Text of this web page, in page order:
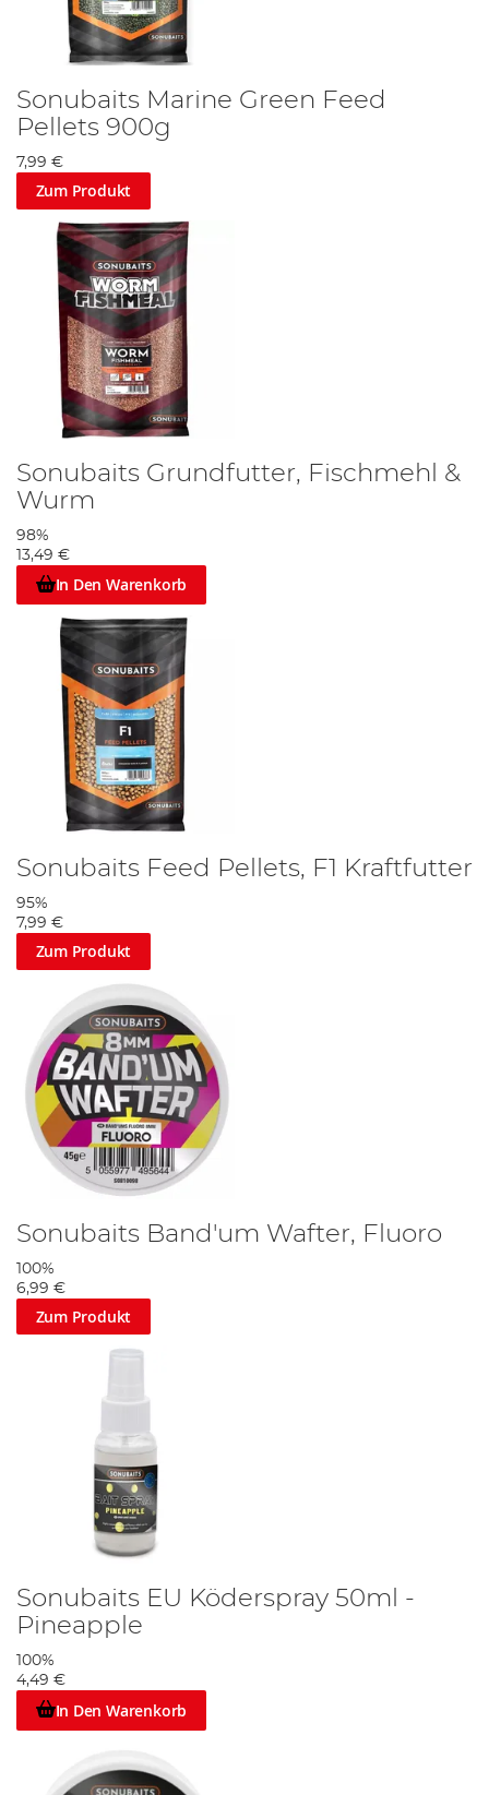
Sonubaits Marine Green Feed
Pellets 900g
7,99 €
Zum Produkt
Sonubaits Grundfutter, Fischmehl &
Wurm
98%
13,49 €
In Den Warenkorb
Sonubaits Feed Pellets, F1 Kraftfutter
95%
7,99 €
Zum Produkt
Sonubaits Band'um Wafter, Fluoro
100%
6,99 €
Zum Produkt
Sonubaits EU Köderspray 50ml -
Pineapple
100%
4,49 €
In Den Warenkorb